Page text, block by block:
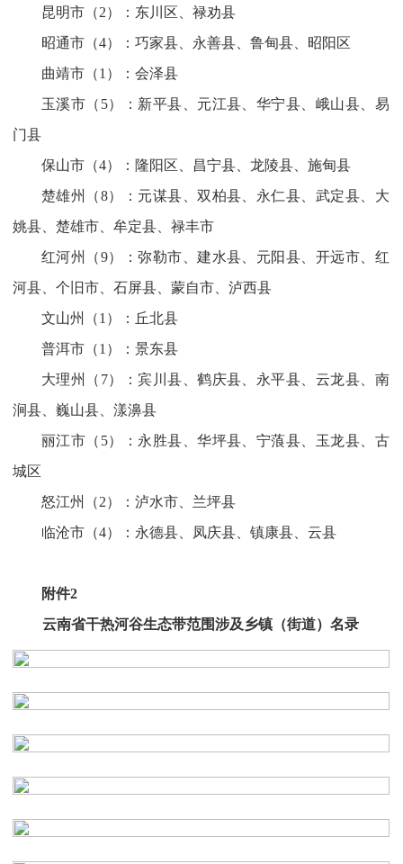
昆明市（2）：东川区、禄劝县
昭通市（4）：巧家县、永善县、鲁甸县、昭阳区
曲靖市（1）：会泽县
玉溪市（5）：新平县、元江县、华宁县、峨山县、易
门县
保山市（4）：隆阳区、昌宁县、龙陵县、施甸县
楚雄州（8）：元谋县、双柏县、永仁县、武定县、大
姚县、楚雄市、牟定县、禄丰市
红河州（9）：弥勒市、建水县、元阳县、开远市、红
河县、个旧市、石屏县、蒙自市、泸西县
文山州（1）：丘北县
普洱市（1）：景东县
大理州（7）：宾川县、鹤庆县、永平县、云龙县、南
涧县、巍山县、漾濞县
丽江市（5）：永胜县、华坪县、宁蒗县、玉龙县、古
城区
怒江州（2）：泸水市、兰坪县
临沧市（4）：永德县、凤庆县、镇康县、云县
附件2
云南省干热河谷生态带范围涉及乡镇（街道）名录